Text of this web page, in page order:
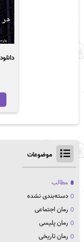
موضوعات
مطالب
دسته‌بندی نشده
رمان اجتماعی
رمان پلیسی
رمان تاریخی